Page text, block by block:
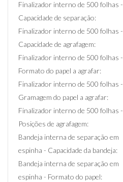
Finalizador interno de 500 folhas -
Capacidade de separação:
Finalizador interno de 500 folhas -
Capacidade de agrafagem:
Finalizador interno de 500 folhas -
Formato do papel a agrafar:
Finalizador interno de 500 folhas -
Gramagem do papel a agrafar:
Finalizador interno de 500 folhas -
Posições de agrafagem:
Bandeja interna de separação em
espinha - Capacidade da bandeja:
Bandeja interna de separação em
espinha - Formato do papel: